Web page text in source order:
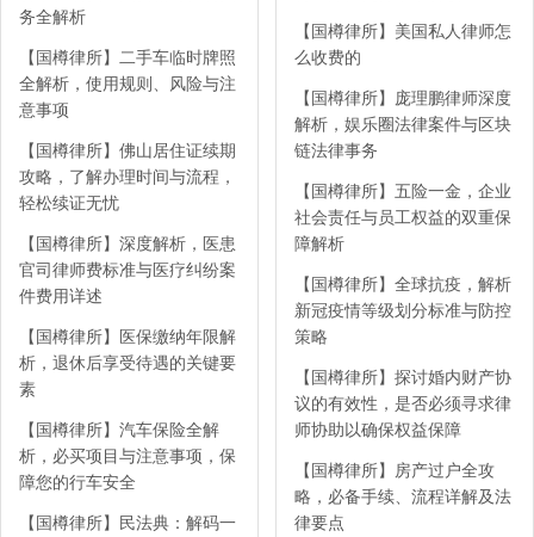
务全解析
【国樽律所】二手车临时牌照
全解析，使用规则、风险与注
意事项
【国樽律所】佛山居住证续期
攻略，了解办理时间与流程，
轻松续证无忧
【国樽律所】深度解析，医患
官司律师费标准与医疗纠纷案
件费用详述
【国樽律所】医保缴纳年限解
析，退休后享受待遇的关键要
素
【国樽律所】汽车保险全解
析，必买项目与注意事项，保
障您的行车安全
【国樽律所】民法典：解码一
【国樽律所】美国私人律师怎
么收费的
【国樽律所】庞理鹏律师深度
解析，娱乐圈法律案件与区块
链法律事务
【国樽律所】五险一金，企业
社会责任与员工权益的双重保
障解析
【国樽律所】全球抗疫，解析
新冠疫情等级划分标准与防控
策略
【国樽律所】探讨婚内财产协
议的有效性，是否必须寻求律
师协助以确保权益保障
【国樽律所】房产过户全攻
略，必备手续、流程详解及法
律要点